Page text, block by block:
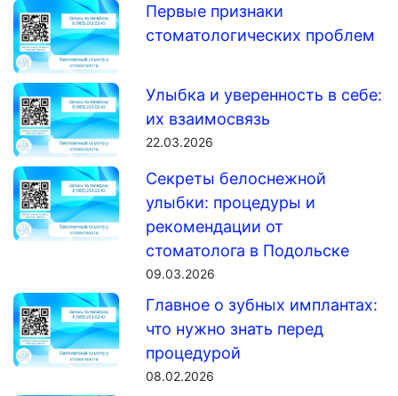
Первые признаки
стоматологических проблем
Улыбка и уверенность в себе:
их взаимосвязь
22.03.2026
Секреты белоснежной
улыбки: процедуры и
рекомендации от
стоматолога в Подольске
09.03.2026
Главное о зубных имплантах:
что нужно знать перед
процедурой
08.02.2026